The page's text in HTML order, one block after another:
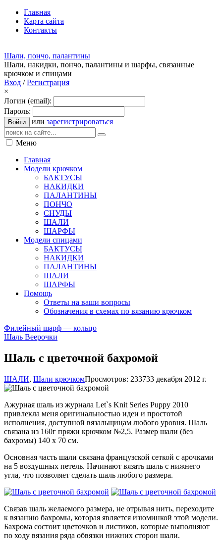
Главная
Карта сайта
Контакты
Шали, пончо, палантины
Шали, накидки, пончо, палантины и шарфы, связанные
крючком и спицами
Вход /Регистрация
×
Логин (email):
Пароль:
Войти или зарегистрироваться
Меню
Главная
Модели крючком
БАКТУСЫ
НАКИДКИ
ПАЛАНТИНЫ
ПОНЧО
СНУДЫ
ШАЛИ
ШАРФЫ
Модели спицами
БАКТУСЫ
НАКИДКИ
ПАЛАНТИНЫ
ШАЛИ
ШАРФЫ
Помощь
Ответы на ваши вопросы
Обозначения в схемах по вязанию крючком
Филейный шарф — кольцо
Шаль Веерочки
Шаль с цветочной бахромой
ШАЛИ, Шали крючкомПросмотров: 233733 декабря 2012 г.
Ажурная шаль из журнала Let`s Knit Series Puppy 2010
привлекла меня оригинальностью идеи и простотой
исполнения, доступной вязальщицам любого уровня. Шаль
связана из 160г пряжи крючком №2,5. Размер шали (без
бахромы) 140 х 70 см.
Основная часть шали связана французской сеткой с арочками
на 5 воздушных петель. Начинают вязать шаль с нижнего
угла, что позволяет сделать шаль любого размера.
Связав шаль желаемого размера, не отрывая нить, переходите
к вязанию бахромы, которая является изюминкой этой модели.
Бахрома состоит цветочков и листиков, которые выполняют
по ходу вязания ряда обвязки нижних сторон шали.